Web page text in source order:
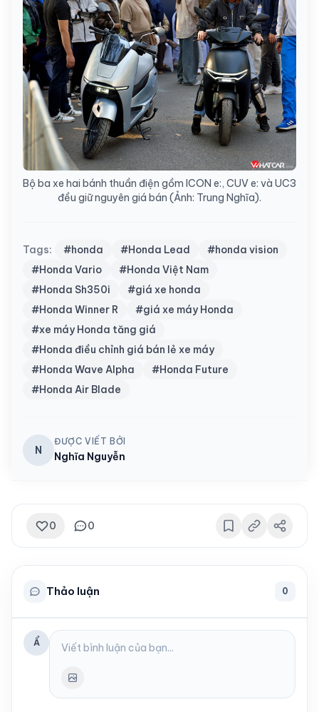
Bộ ba xe hai bánh thuần điện gồm ICON e:, CUV e: và UC3
đều giữ nguyên giá bán (Ảnh: Trung Nghĩa).
Tags: #honda #Honda Lead
#honda vision
#Honda Vario
#Honda Việt Nam
#Honda Sh350i
#giá xe honda
#Honda Winner R
#giá xe máy Honda
#xe máy Honda tăng giá
#Honda điều chỉnh giá bán lẻ xe máy
#Honda Wave Alpha
#Honda Future
#Honda Air Blade
N
ĐƯỢC VIẾT BỞI
Nghĩa Nguyễn
0 0
Thảo luận 0
Ẩ